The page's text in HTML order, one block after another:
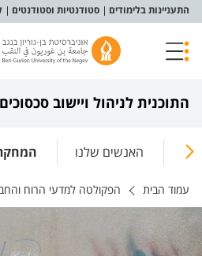
תפריט נגישות
התעניינות בלימודים סטודנטיות וסטודנטים
התוכנית לניהול ויישוב סכסוכים
האנשים שלנו
עמוד הבית הפקולטה למדעי הרוח